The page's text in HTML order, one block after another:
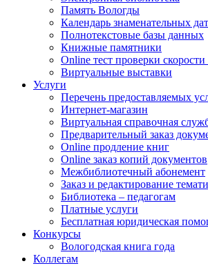
Память Вологды
Календарь знаменательных дат
Полнотекстовые базы данных
Книжные памятники
Online тест проверки скорости
Виртуальные выставки
Услуги
Перечень предоставляемых
Интернет-магазин
Виртуальная справочная
Предварительный заказ
Online продление книг
Online заказ копий документов
Межбиблиотечный абонемент
Заказ и редактирование
Библиотека – педагогам
Платные услуги
Бесплатная юридическая
Конкурсы
Вологодская книга года
Коллегам